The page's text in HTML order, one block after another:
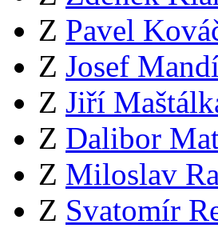
Z Pavel
Z Josef
Z Jiří
Z Dalibor
Z Miloslav
Z Svatomír